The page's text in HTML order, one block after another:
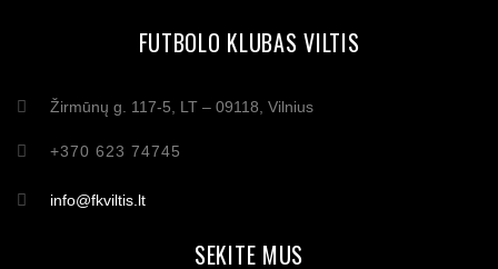
FUTBOLO KLUBAS VILTIS
Žirmūnų g. 117-5, LT – 09118, Vilnius
+370 623 74745
info@fkviltis.lt
SEKITE MUS